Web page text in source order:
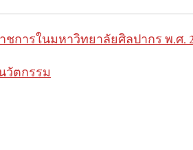
การในมหาวิทยาลัยศิลปากร พ.ศ.
วัตกรรม